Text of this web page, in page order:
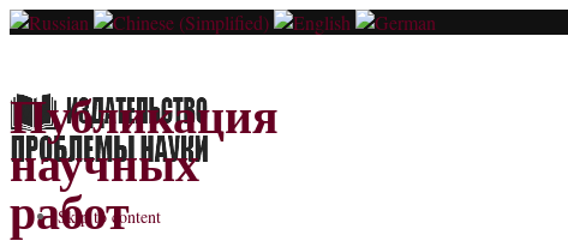
Публикация
научных
работ
Skip to content